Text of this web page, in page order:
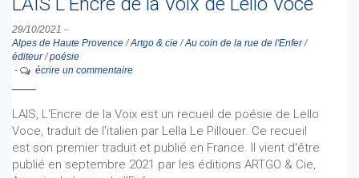
29/10/2021 -
Alpes de Haute Provence/Artgo & cie/Au coin de la rue de l'Enfer/
éditeur/poésie
-
écrire un commentaire
LAIS, L'Encre de la Voix est un recueil de poésie de Lello
Voce, traduit de l'italien par Lella Le Pillouer. Ce recueil
est son premier traduit et publié en France. Il vient d'être
publié en septembre 2021 par les éditions ARTGO & Cie,